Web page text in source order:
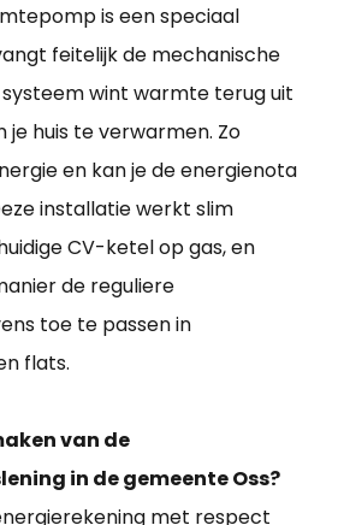
is een speciaal
feitelijk de mechanische
wint warmte terug uit
huis te verwarmen. Zo
en kan je de energienota
installatie werkt slim
CV-ketel op gas, en
de reguliere
toe te passen in
flats.
van de
in de gemeente Oss?
met respect